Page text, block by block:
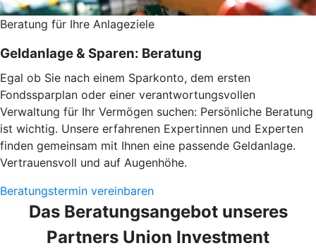
Beratung für Ihre Anlageziele
Geldanlage & Sparen: Beratung
Egal ob Sie nach einem Sparkonto, dem ersten
Fondssparplan oder einer verantwortungsvollen
Verwaltung für Ihr Vermögen suchen: Persönliche Beratung
ist wichtig. Unsere erfahrenen Expertinnen und Experten
finden gemeinsam mit Ihnen eine passende Geldanlage.
Vertrauensvoll und auf Augenhöhe.
Beratungstermin vereinbaren
Das Beratungsangebot unseres
Partners Union Investment